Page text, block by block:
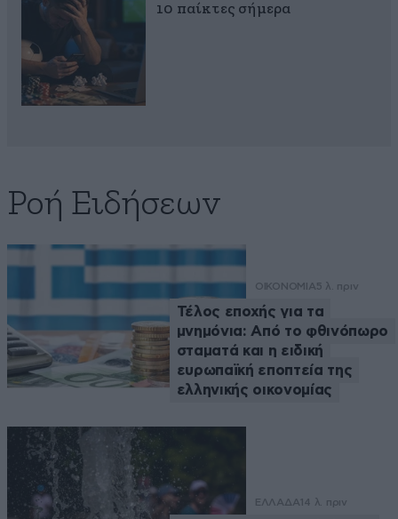
10 παίκτες σήμερα
Ροή Ειδήσεων
ΟΙΚΟΝΟΜΙΑ5 λ. πριν
Τέλος εποχής για τα
μνημόνια: Από το φθινόπωρο
σταματά και η ειδική
ευρωπαϊκή εποπτεία της
ελληνικής οικονομίας
ΕΛΛΑΔΑ 14 λ. πριν